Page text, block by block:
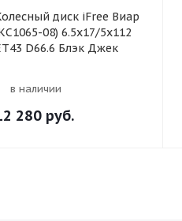
диск iFree Виар
08) 6.5x17/5х112
D66.6 Блэк Джек
в наличии
280 руб.